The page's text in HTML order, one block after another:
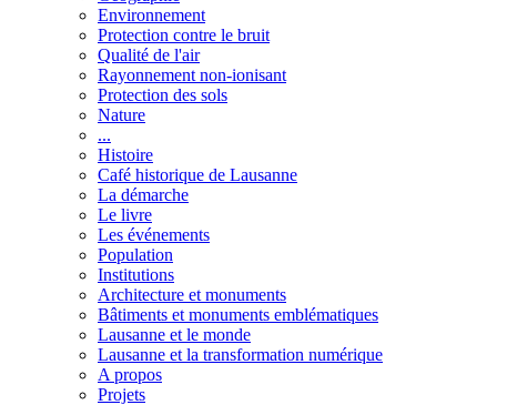
Environnement
Protection contre le bruit
Qualité de l'air
Rayonnement non-ionisant
Protection des sols
Nature
...
Histoire
Café historique de Lausanne
La démarche
Le livre
Les événements
Population
Institutions
Architecture et monuments
Bâtiments et monuments emblématiques
Lausanne et le monde
Lausanne et la transformation numérique
A propos
Projets